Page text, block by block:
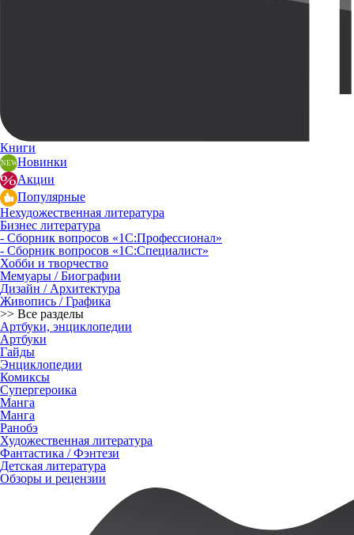
Книги
Новинки
Акции
Популярные
Нехудожественная литература
Бизнес литература
- Сборник вопросов «1С:Профессионал»
- Сборник вопросов «1С:Специалист»
Хобби и творчество
Мемуары / Биографии
Дизайн / Архитектура
Живопись / Графика
>> Все разделы
Артбуки, энциклопедии
Артбуки
Гайды
Энциклопедии
Комиксы
Супергероика
Манга
Манга
Ранобэ
Художественная литература
Фантастика / Фэнтези
Детская литература
Обзоры и рецензии